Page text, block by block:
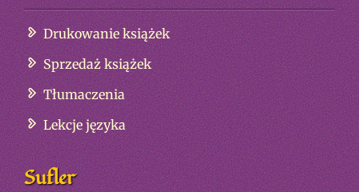
Drukowanie książek
Sprzedaż książek
Tłumaczenia
Lekcje języka
Sufler